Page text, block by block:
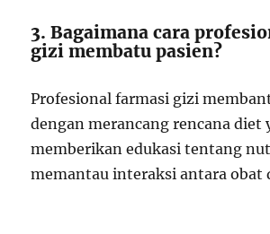
3. Bagaimana cara
gizi membatu pasien?
Profesional farmasi gizi
dengan merancang rencana diet
memberikan edukasi tentang
memantau interaksi antara obat